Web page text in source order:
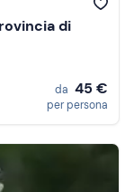
di
da 45 €
per persona